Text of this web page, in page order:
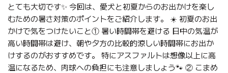
とても大切です✨ 今回は、愛犬と初夏からのお出かけを楽し
むための暑さ対策のポイントをご紹介します。 ☀️ 初夏のお出
かけで気をつけたいこと① 暑い時間帯を避ける 日中の気温が
高い時間帯は避け、朝や夕方の比較的涼しい時間帯にお出か
けするのがおすすめです。 特にアスファルトは想像以上に高
温になるため、肉球への負担にも注意しましょう🐾 ② こまめ